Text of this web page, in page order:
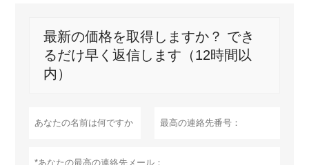
最新の価格を取得しますか？ でき
るだけ早く返信します（12時間以
内）